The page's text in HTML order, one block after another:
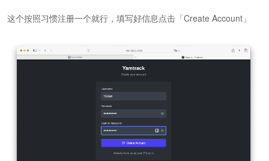
这个按照习惯注册一个就行，填写好信息点击「Create Account」